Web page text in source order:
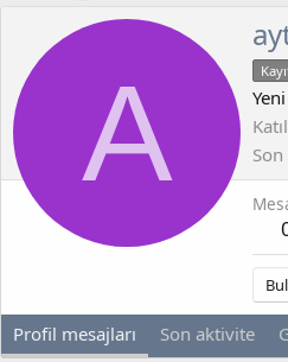
A
Bul
Profil mesajları Son aktivite